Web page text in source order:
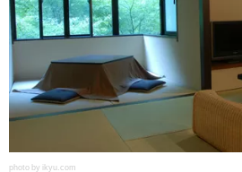
photo by ikyu.com